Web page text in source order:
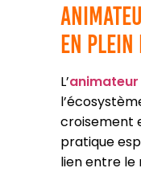
en plein
L’
croisement
pratique
lien entre le